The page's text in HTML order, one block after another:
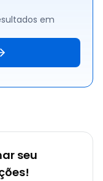
em
seu